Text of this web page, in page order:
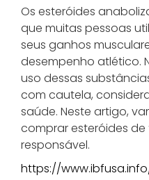
Os esteróides
que muitas pessoas
seus ganhos
desempenho atlético.
uso dessas
com cautela,
saúde. Neste artigo,
comprar esteróides
responsável.
https://